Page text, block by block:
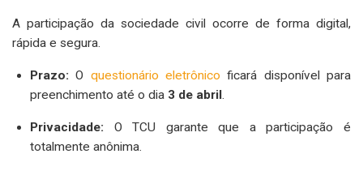
A participação da sociedade civil ocorre de forma digital,
rápida e segura.
Prazo: O questionário eletrônico ficará disponível para
preenchimento até o dia 3 de abril.
Privacidade: O TCU garante que a participação é
totalmente anônima.